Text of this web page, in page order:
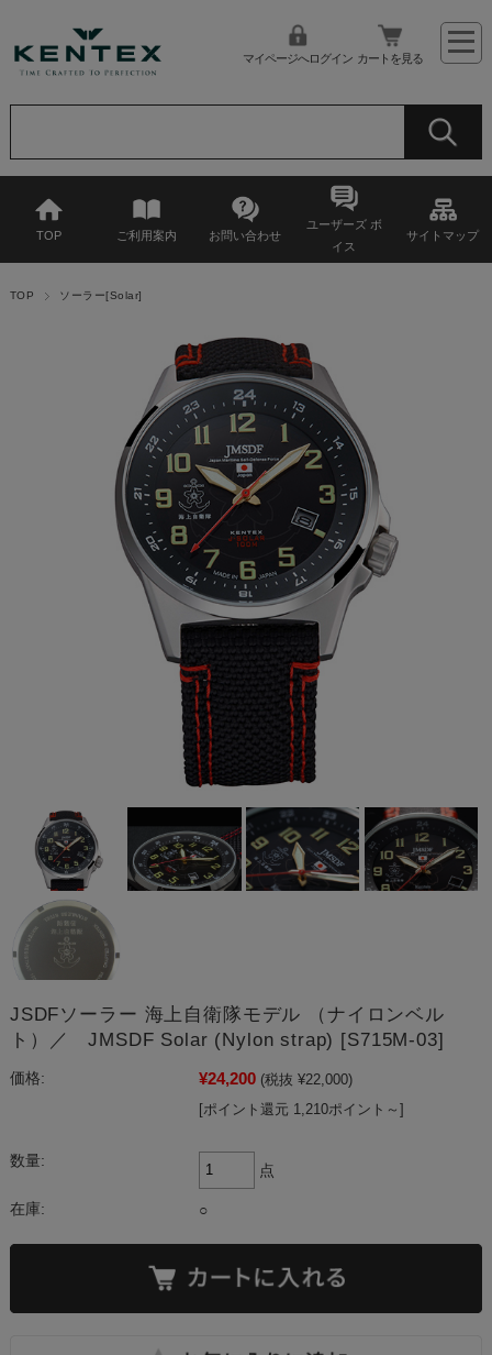
マイページへログイン カートを見る
TOP ご利用案内 お問い合わせ
ユーザーズ ボ
イス
サイトマップ
TOP ソーラー[Solar]
JSDFソーラー 海上自衛隊モデル （ナイロンベル
ト）／ JMSDF Solar (Nylon strap) [S715M-03]
価格: ¥24,200 (税抜 ¥22,000)
[ポイント還元 1,210ポイント～]
数量:
点
在庫: ○